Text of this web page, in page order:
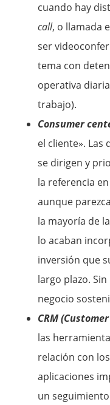
cuando hay
call, o llamada
ser
tema con
operativa
trabajo).
Consumer
el cliente». Las
se dirigen y
la referencia
aunque
la mayoría de
lo acaban
inversión que
largo plazo.
negocio
CRM
las
relación con
aplicaciones
un